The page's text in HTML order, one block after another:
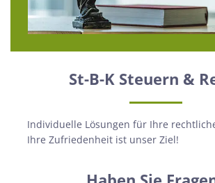
St-B-K Steuern &
Individuelle Lösungen für Ihre
Ihre Zufriedenheit ist unser Ziel!